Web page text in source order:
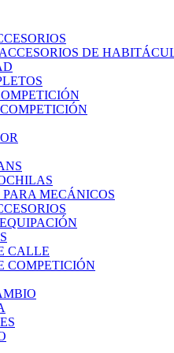
DE
MECÁNICOS
CALLE
COMPETICIÓN